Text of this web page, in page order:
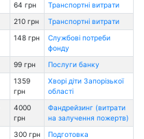
64 грн Транспортні витрати
210 грн Транспортні витрати
148 грн
Службові потреби
фонду
99 грн Послуги банку
1359
грн
Хворі діти Запорізької
області
4000
грн
Фандрейзинг (витрати
на залучення пожертв)
300 грн
Подготовка